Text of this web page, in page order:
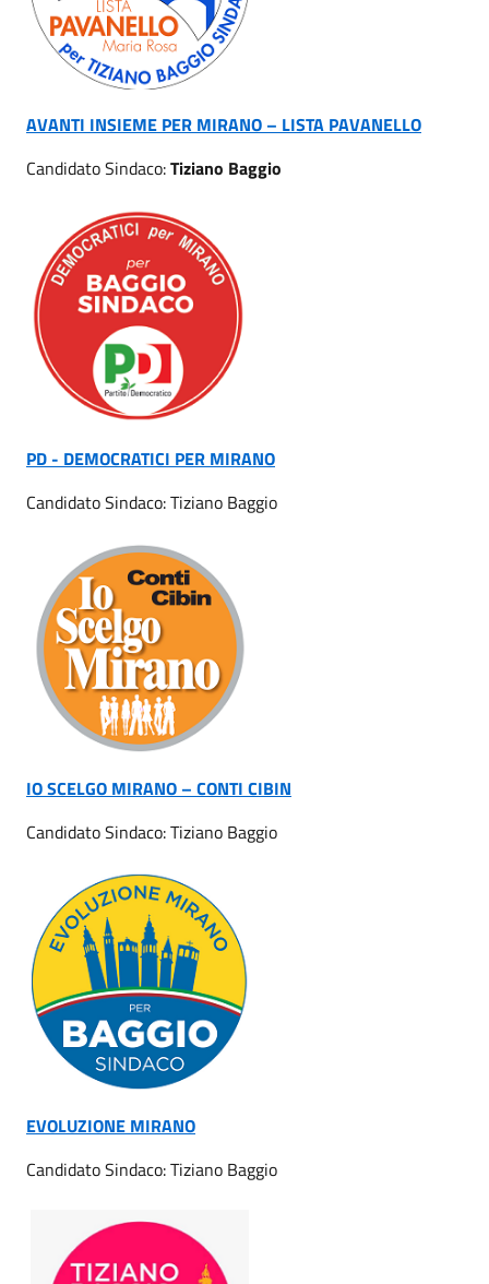
AVANTI INSIEME PER MIRANO – LISTA PAVANELLO
Candidato Sindaco:Tiziano Baggio
PD - DEMOCRATICI PER MIRANO
Candidato Sindaco: Tiziano Baggio
IO SCELGO MIRANO – CONTI CIBIN
Candidato Sindaco: Tiziano Baggio
EVOLUZIONE MIRANO
Candidato Sindaco: Tiziano Baggio